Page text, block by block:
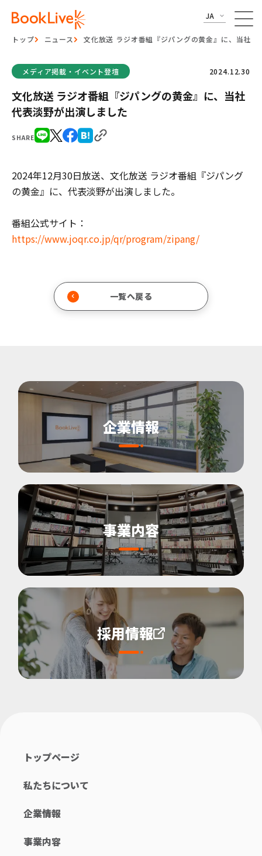
JA
トップ ニュース 文化放送 ラジオ番組『ジパングの黄金』に、当社代
SHARE
メディア掲載・イベント登壇 2024.12.30
文化放送 ラジオ番組『ジパングの黄金』に、当社
代表淡野が出演しました
2024年12月30日放送、文化放送 ラジオ番組『ジパング
の黄金』に、代表淡野が出演しました。
番組公式サイト：
https://www.joqr.co.jp/qr/program/zipang/
一覧へ戻る
企業情報
事業内容
採用情報
トップページ
私たちについて
企業情報
事業内容